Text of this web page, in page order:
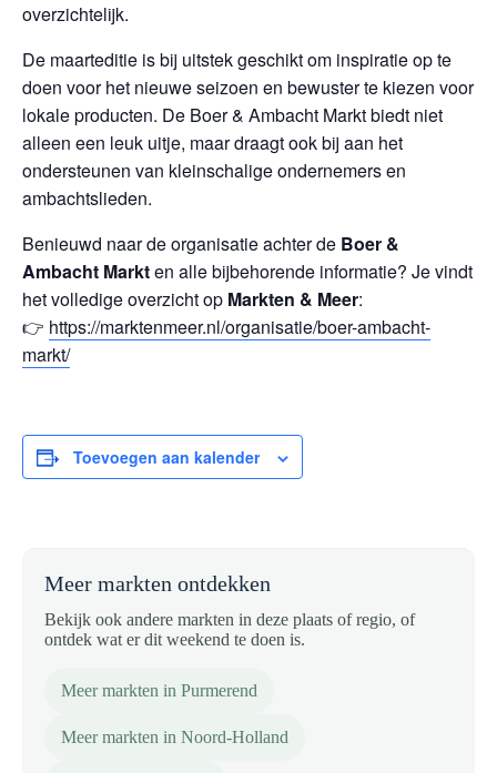
overzichtelijk.
De maarteditie is bij uitstek geschikt om inspiratie op te
doen voor het nieuwe seizoen en bewuster te kiezen voor
lokale producten. De Boer & Ambacht Markt biedt niet
alleen een leuk uitje, maar draagt ook bij aan het
ondersteunen van kleinschalige ondernemers en
ambachtslieden.
Benieuwd naar de organisatie achter de Boer &
Ambacht Markten alle bijbehorende informatie? Je vindt
het volledige overzicht op Markten & Meer:
👉 https://marktenmeer.nl/organisatie/boer-ambacht-
markt/
Toevoegen aan kalender
Meer markten ontdekken
Bekijk ook andere markten in deze plaats of regio, of
ontdek wat er dit weekend te doen is.
Meer markten in Purmerend
Meer markten in Noord-Holland